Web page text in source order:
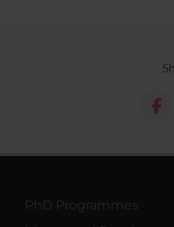
PhD Programmes